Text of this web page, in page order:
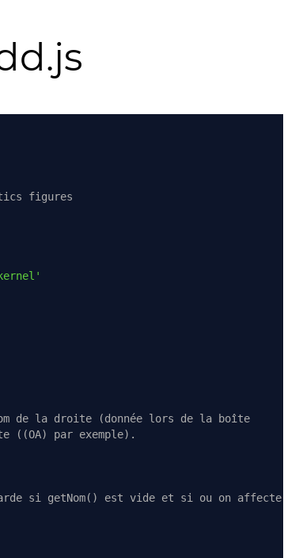
figures
de la droite (donnée lors de la boîte
((OA) par exemple).
si getNom() est vide et si ou on affecte